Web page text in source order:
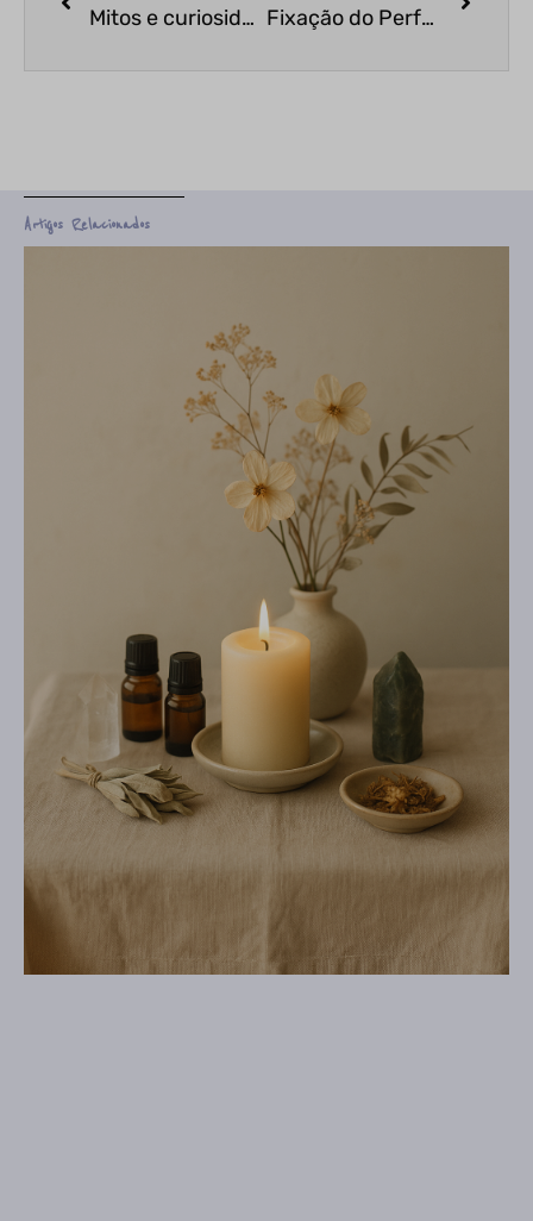
Mitos e curiosidades a respeito do perfume importado – parte 1 Fixação do Perfume Importado: Dicas Para o Odor se Fixar por mais Tempo na Pele
Artigos Relacionados